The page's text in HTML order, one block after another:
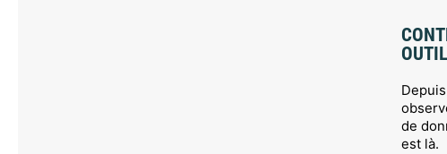
de
est là.